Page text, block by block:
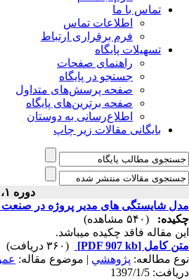
تماس با ما
اطلاعات تماس
فرم برقراری ارتباط
تسهیلات پایگاه
راهنمای صفحات
جستجو در پایگاه
صفحه پرسش‌های متداول
صفحه برترین‌های پایگاه
اطلاع‌رسانی به دوستان
بایگانی مقالات زیر چاپ
دوره ۱، شماره ۳ - ( شماره ۳ ، دوره اول ، سال اول ، بهار ۱۳۹۷ ۱۳۹۷ )
مدل شایستگی های مدیر پروژه در
چکیده:
(۵۴۰ مشاهده)
این مقاله فاقد چکیده می​باشد.
متن کامل [PDF 907 kb]
(۳۶۰ دریافت)
نوع مطالعه: پژوهشي | موضوع مقاله:
دریافت: 1397/1/5